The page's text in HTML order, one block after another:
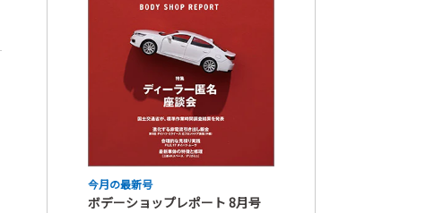
今月の最新号
ボデーショップレポート 8月号